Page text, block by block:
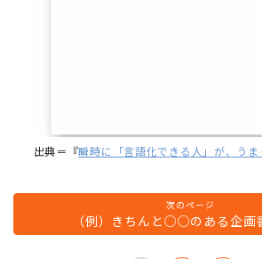
出典＝『瞬時に「言語化できる人」が、うま
次のページ
（例）きちんと○○のある企画